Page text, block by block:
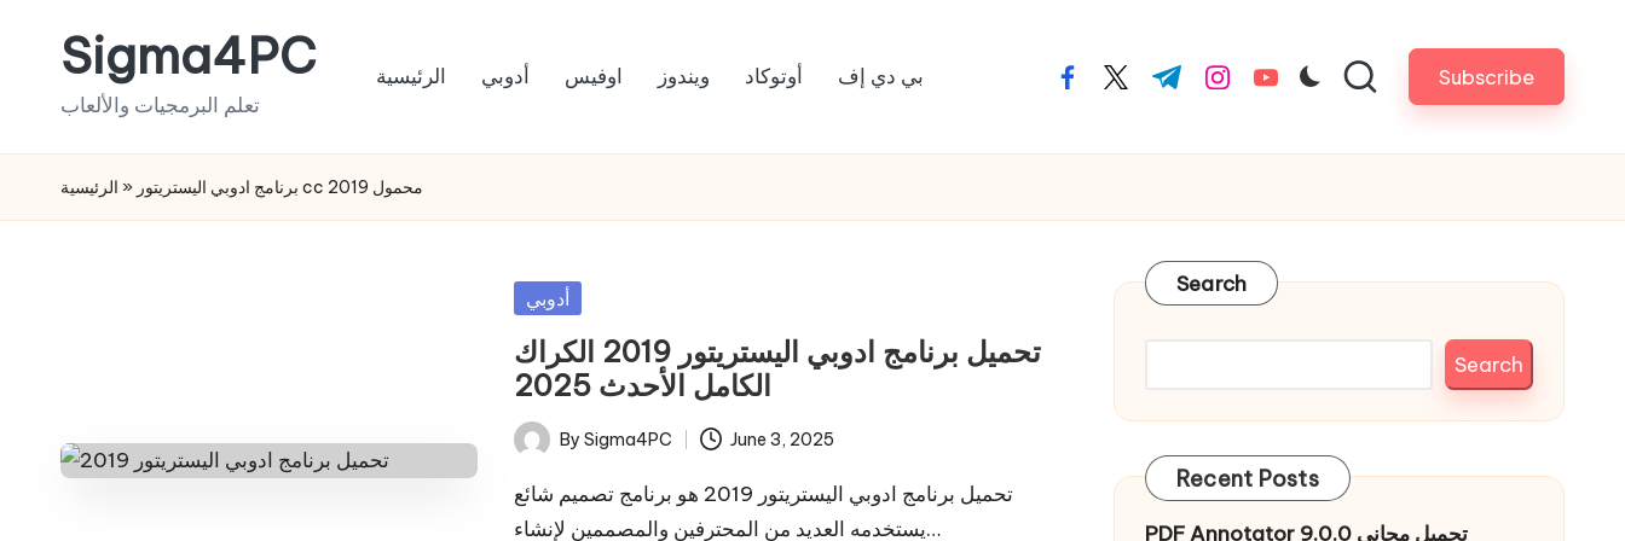
Sigma4PC
تعلم البرمجيات والألعاب
الرئيسية أدوبي اوفيس ويندوز أوتوكاد بي دي إف facebook.com
twitter.com
t.me instagram.com
youtube.com Subscribe
الرئيسية » برنامج ادوبي اليستريتور cc 2019 محمول
Posted
أدوبي
تحميل برنامج ادوبي اليستريتور 2019 الكراك
الكامل الأحدث 2025
Posted
by
By Sigma4PC June 3, 2025
تحميل برنامج ادوبي اليستريتور 2019 هو برنامج تصميم شائع
يستخدمه العديد من المحترفين والمصممين لإنشاء…
Search
Search
Recent Posts
PDF Annotator 9.0.0 تحميل مجاني